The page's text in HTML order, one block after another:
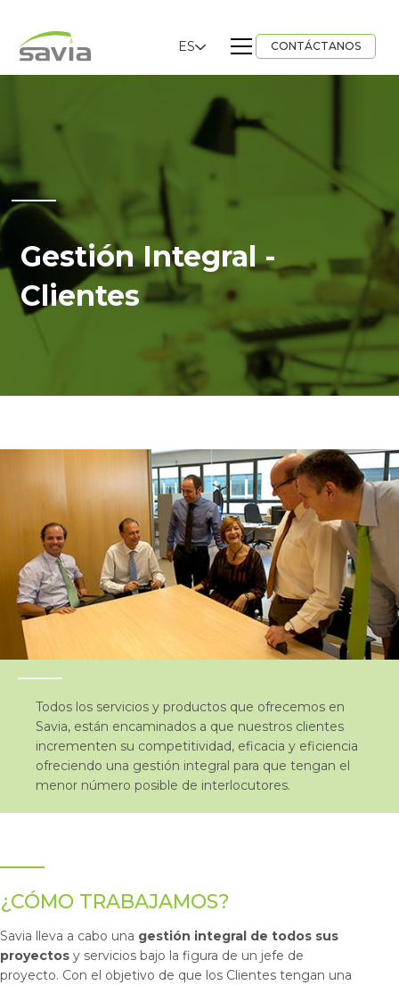
ES CONTÁCTANOS
Gestión Integral -
Clientes
Todos los servicios y productos que ofrecemos en
Savia, están encaminados a que nuestros clientes
incrementen su competitividad, eficacia y eficiencia
ofreciendo una gestión integral para que tengan el
menor número posible de interlocutores.
¿CÓMO TRABAJAMOS?
Savia lleva a cabo una gestión integral de todos sus
proyectos y servicios bajo la figura de un jefe de
proyecto. Con el objetivo de que los Clientes tengan una